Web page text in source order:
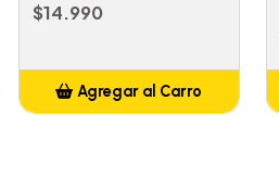
$14.990
Agregar al Carro